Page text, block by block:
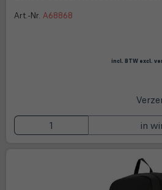
Art.-Nr. A68868
incl. BTW excl.
in